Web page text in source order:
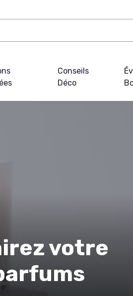
Conseils
Déco
votre